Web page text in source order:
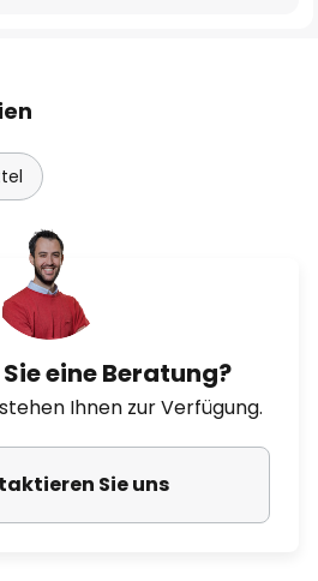
eine Beratung?
Ihnen zur Verfügung.
Sie uns